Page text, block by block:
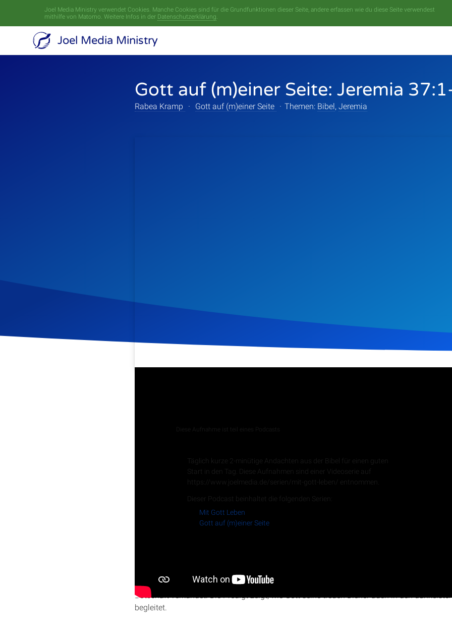
Joel Media Ministry verwendet Cookies. Manche Cookies sind für die Grundfunktionen dieser Seite, andere erfassen wie du diese Seite verwendest
mithilfe von Matomo. Weitere Infos in der Datenschutzerklärung.
Joel Media Ministry
Gott auf (m)einer Seite: Jeremia
Rabea Kramp · Gott auf (m)einer Seite · Themen: Bibel, Jeremia
Diese Aufnahme ist teil eines Podcasts
Täglich kurze 2-minütige Andachten aus der Bibel für einen guten
Start in den Tag. Diese Aufnahmen sind einer Videoserie auf
https://www.joelmedia.de/serien/mit-gott-leben/ entnommen.
Dieser Podcast beinhaltet die folgenden Serien:
Mit Gott Leben
Gott auf (m)einer Seite
Jerusalems unter König Zedekia und die Rolle des Propheten Jeremia, der trotz
Botschaft verkündet. Die Predigt zeigt, wie Gott seine treuen Diener auch in den
begleitet.